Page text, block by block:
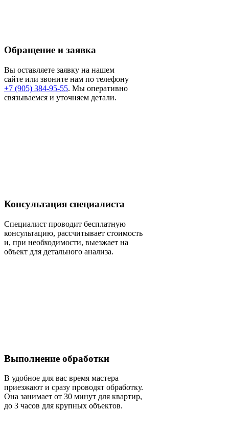
Обращение и заявка
Вы оставляете заявку на нашем
сайте или звоните нам по телефону
+7 (905) 384-95-55. Мы оперативно
связываемся и уточняем детали.
Консультация специалиста
Специалист проводит бесплатную
консультацию, рассчитывает стоимость
и, при необходимости, выезжает на
объект для детального анализа.
Выполнение обработки
В удобное для вас время мастера
приезжают и сразу проводят обработку.
Она занимает от 30 минут для квартир,
до 3 часов для крупных объектов.